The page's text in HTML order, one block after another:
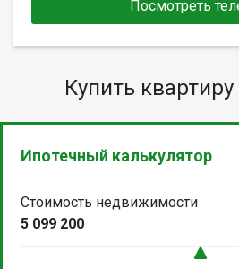
Посмотреть
Купить
Ипотечный калькулятор
Стоимость недвижимости
5 099 200